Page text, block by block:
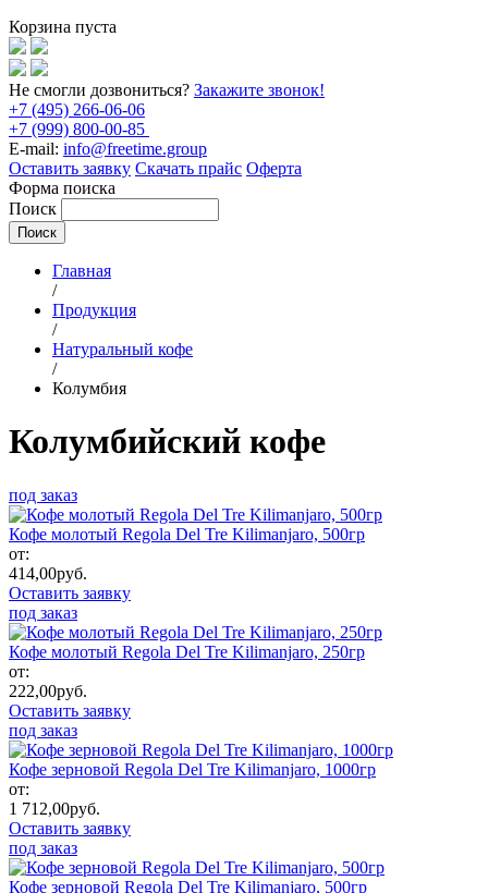
Корзина пуста
Не смогли дозвониться? Закажите звонок!
+7 (495) 266-06-06
+7 (999) 800-00-85
E-mail: info@freetime.group
Оставить заявку Скачать прайс Оферта
Форма поиска
Поиск
Главная
/
Продукция
/
Натуральный кофе
/
Колумбия
Колумбийский кофе
под заказ
Кофе молотый Regola Del Tre Kilimanjaro, 500гр
от:
414,00руб.
Оставить заявку
под заказ
Кофе молотый Regola Del Tre Kilimanjaro, 250гр
от:
222,00руб.
Оставить заявку
под заказ
Кофе зерновой Regola Del Tre Kilimanjaro, 1000гр
от:
1 712,00руб.
Оставить заявку
под заказ
Кофе зерновой Regola Del Tre Kilimanjaro, 500гр